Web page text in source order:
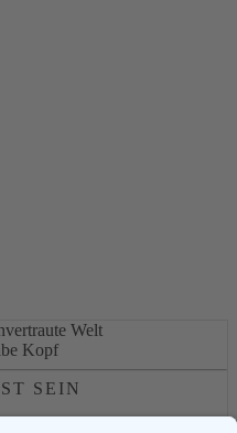
Welt
SEIN